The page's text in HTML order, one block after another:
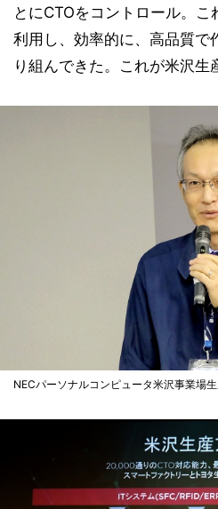
とにCTOをコントロール。
利用し、効率的に、高品質で
り組んできた。これが米沢生
NECパーソナルコンピュータ米沢事業場